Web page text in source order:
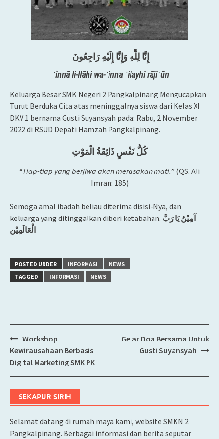
إِنَّا لِلَّٰهِ وَإِنَّا إِلَيْهِ رَاجِعُونَ
ʾinnā li-llāhi wa-ʾinna ʾilayhi rājiʿūn
Keluarga Besar SMK Negeri 2 Pangkalpinang Mengucapkan
Turut Berduka Cita atas meninggalnya siswa dari Kelas XI
DKV 1 bernama Gusti Suyansyah pada: Rabu, 2 November
2022 di RSUD Depati Hamzah Pangkalpinang.
كُلُّ نَفْسٍ ذَائِقَةُ الْمَوْتِ
“Tiap-tiap yang berjiwa akan merasakan mati.” (QS. Ali
Imran: 185)
Semoga amal ibadah beliau diterima disisi-Nya, dan
keluarga yang ditinggalkan diberi ketabahan. آمِيْنُ يَا رَبَّ
الْعَالَمِيْن
POSTED UNDER INFORMASI
NEWS
TAGGED
INFORMASI NEWS
Post
navigation
Workshop
Kewirausahaan Berbasis
Digital Marketing SMK PK
Gelar Doa Bersama Untuk
Gusti Suyansyah
SEKAPUR SIRIH
Selamat datang di rumah maya kami, website SMKN 2
Pangkalpinang. Berbagai informasi dan berita seputar